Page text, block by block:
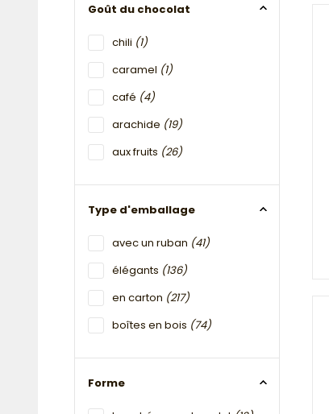
Goût du chocolat
chili (1)
caramel (1)
café (4)
arachide (19)
aux fruits (26)
Type d'emballage
avec un ruban (41)
élégants (136)
en carton (217)
boîtes en bois (74)
Forme